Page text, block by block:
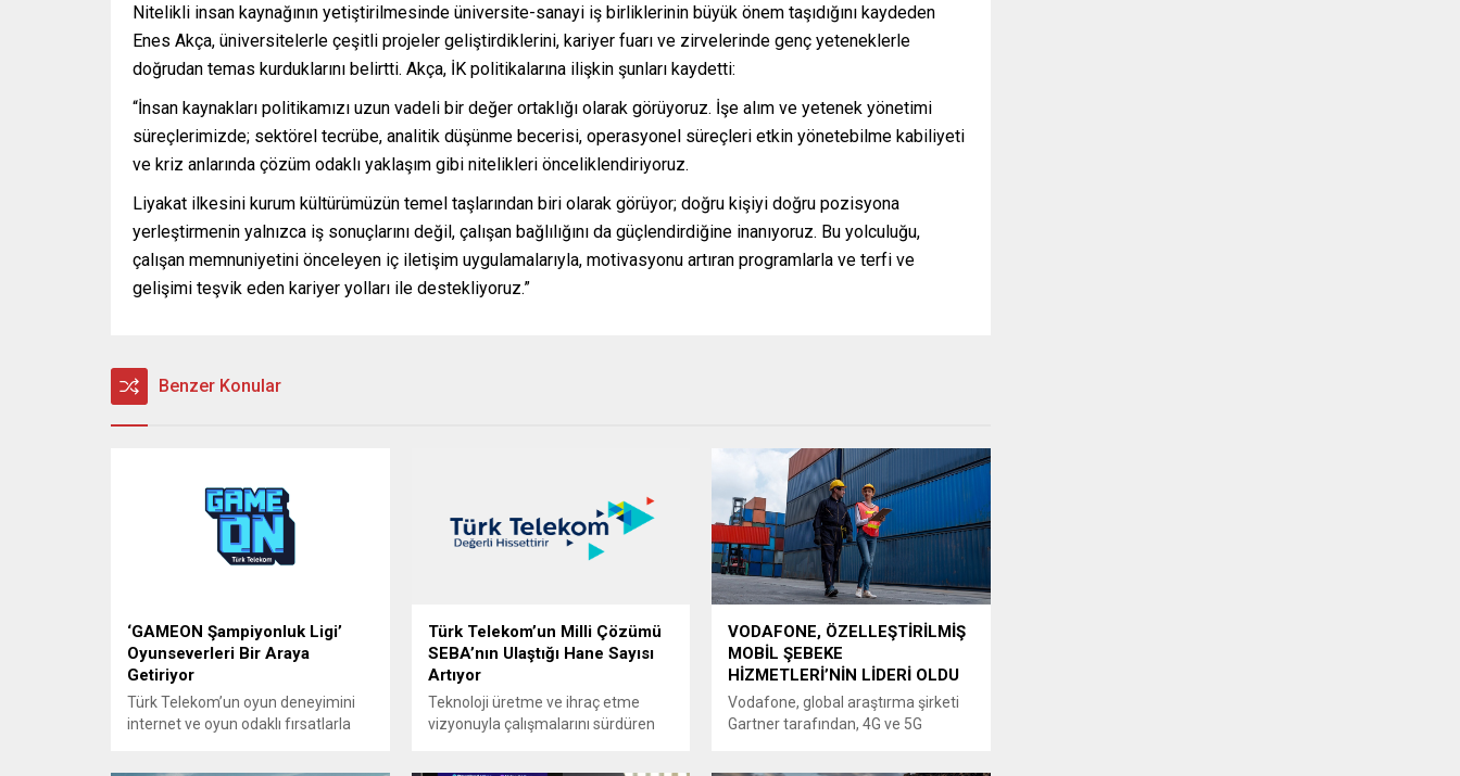
Nitelikli insan kaynağının yetiştirilmesinde üniversite-sanayi iş birliklerinin büyük önem taşıdığını kaydeden
Enes Akça, üniversitelerle çeşitli projeler geliştirdiklerini, kariyer fuarı ve zirvelerinde genç yeteneklerle
doğrudan temas kurduklarını belirtti. Akça, İK politikalarına ilişkin şunları kaydetti:
“İnsan kaynakları politikamızı uzun vadeli bir değer ortaklığı olarak görüyoruz. İşe alım ve yetenek yönetimi
süreçlerimizde; sektörel tecrübe, analitik düşünme becerisi, operasyonel süreçleri etkin yönetebilme kabiliyeti
ve kriz anlarında çözüm odaklı yaklaşım gibi nitelikleri önceliklendiriyoruz.
Liyakat ilkesini kurum kültürümüzün temel taşlarından biri olarak görüyor; doğru kişiyi doğru pozisyona
yerleştirmenin yalnızca iş sonuçlarını değil, çalışan bağlılığını da güçlendirdiğine inanıyoruz. Bu yolculuğu,
çalışan memnuniyetini önceleyen iç iletişim uygulamalarıyla, motivasyonu artıran programlarla ve terfi ve
gelişimi teşvik eden kariyer yolları ile destekliyoruz.”
Benzer Konular
‘GAMEON Şampiyonluk Ligi’
Oyunseverleri Bir Araya
Getiriyor
Türk Telekom’un oyun deneyimini
internet ve oyun odaklı fırsatlarla
Türk Telekom’un Milli Çözümü
SEBA’nın Ulaştığı Hane Sayısı
Artıyor
Teknoloji üretme ve ihraç etme
vizyonuyla çalışmalarını sürdüren
VODAFONE, ÖZELLEŞTİRİLMİŞ
MOBİL ŞEBEKE
HİZMETLERİ’NİN LİDERİ OLDU
Vodafone, global araştırma şirketi
Gartner tarafından, 4G ve 5G